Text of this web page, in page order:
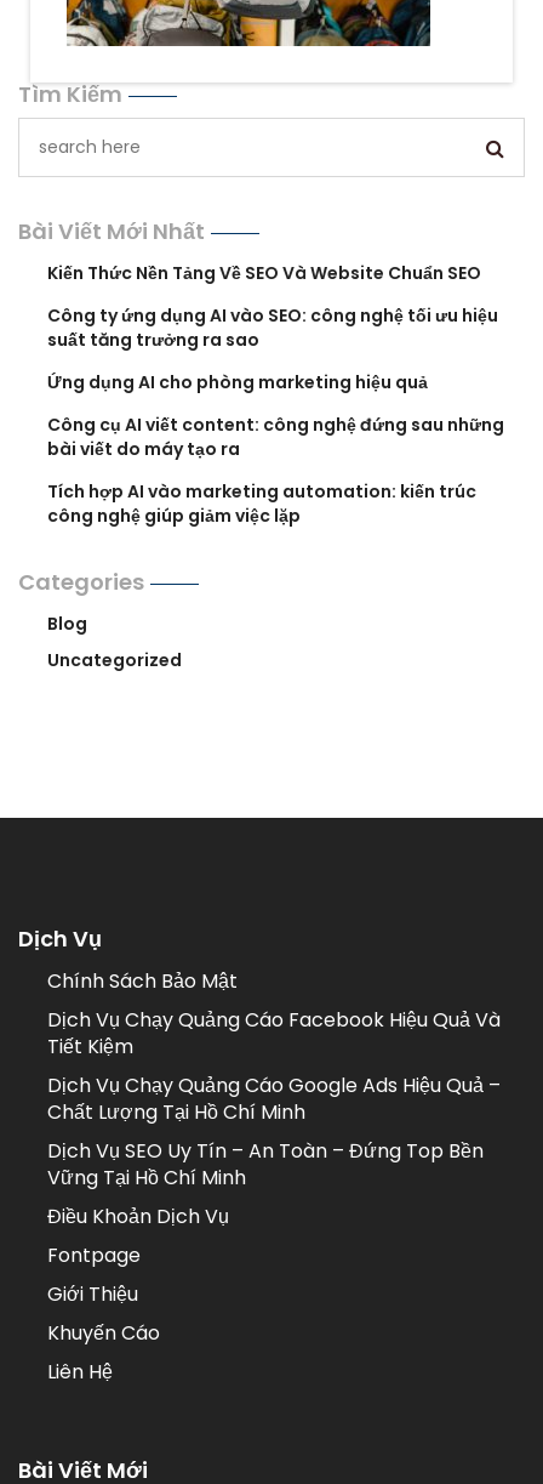
Tìm Kiếm
Bài Viết Mới Nhất
Kiến Thức Nền Tảng Về SEO Và Website Chuẩn SEO
Công ty ứng dụng AI vào SEO: công nghệ tối ưu hiệu
suất tăng trưởng ra sao
Ứng dụng AI cho phòng marketing hiệu quả
Công cụ AI viết content: công nghệ đứng sau những
bài viết do máy tạo ra
Tích hợp AI vào marketing automation: kiến trúc
công nghệ giúp giảm việc lặp
Categories
Blog
Uncategorized
Dịch Vụ
Chính Sách Bảo Mật
Dịch Vụ Chạy Quảng Cáo Facebook Hiệu Quả Và
Tiết Kiệm
Dịch Vụ Chạy Quảng Cáo Google Ads Hiệu Quả –
Chất Lượng Tại Hồ Chí Minh
Dịch Vụ SEO Uy Tín – An Toàn – Đứng Top Bền
Vững Tại Hồ Chí Minh
Điều Khoản Dịch Vụ
Fontpage
Giới Thiệu
Khuyến Cáo
Liên Hệ
Bài Viết Mới